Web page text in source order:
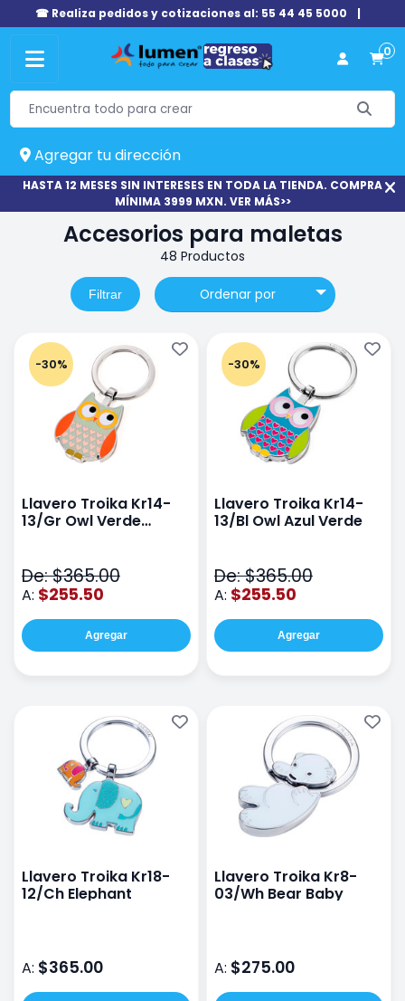
☎ Realiza pedidos y cotizaciones al: 55 44 45 5000 |
0
Agregar tu dirección
HASTA 12 MESES SIN INTERESES EN TODA LA TIENDA. COMPRA
MÍNIMA 3999 MXN. VER MÁS>>
Accesorios para maletas
Filtrar
48 Productos
Ordenar por
-30%
Llavero Troika Kr14-
13/Gr Owl Verde
De: $365.00
A: $255.50
Agregar
-30%
Llavero Troika Kr14-
13/Bl Owl Azul Verde
De: $365.00
A: $255.50
Agregar
Llavero Troika Kr18-
12/Ch Elephant
A: $365.00
Llavero Troika Kr8-
03/Wh Bear Baby
A: $275.00